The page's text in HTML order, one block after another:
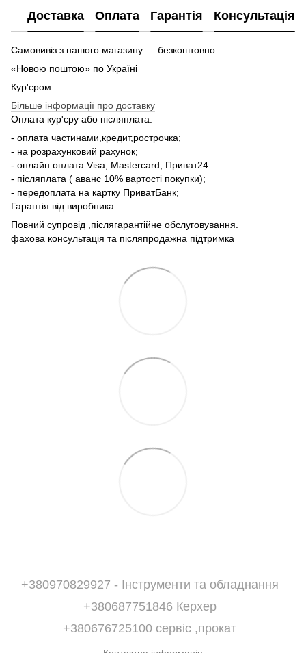
Доставка Оплата Гарантія Консультація
Самовивіз з нашого магазину — безкоштовно.
«Новою поштою» по Україні
Кур'єром
Більше інформації про доставку
Оплата кур'єру або післяплата.
- оплата частинами,кредит,рострочка;
- на розрахунковий рахунок;
- онлайн оплата Visa, Mastercard, Приват24
- післяплата ( аванс 10% вартості покупки);
- передоплата на картку ПриватБанк;
Гарантія від виробника
Повний супровід ,післягарантійне обслуговування.
фахова консультація та післяпродажна підтримка
+380970829927 - Інструменти та обладнання
+380687751846 Керхер
+380676725100 сервіс ,прокат